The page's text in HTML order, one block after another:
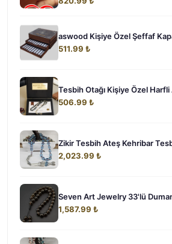
aswood Kişiye Özel Şeffaf
511.99 ₺
Tesbih Otağı Kişiye Özel
506.99 ₺
Zikir Tesbih Ateş Kehribar
2,023.99 ₺
Seven Art Jewelry 33'lü
1,587.99 ₺